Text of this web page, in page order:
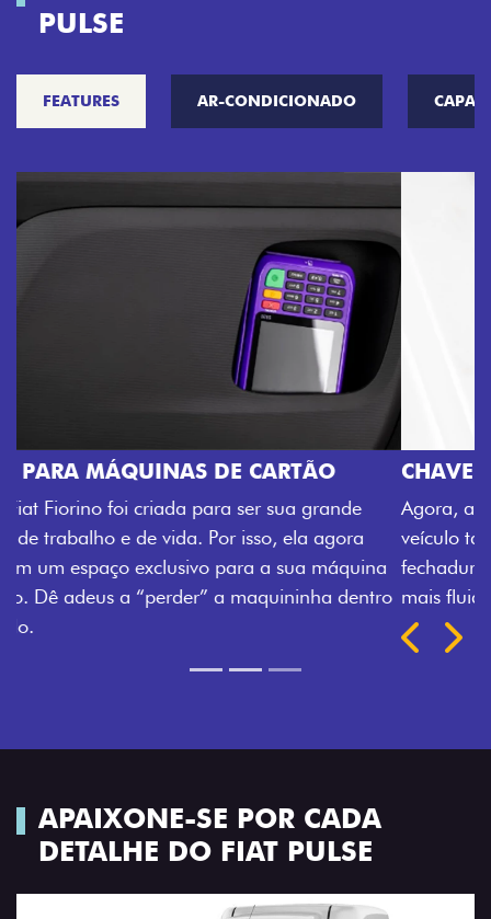
PULSE
FEATURES AR-CONDICIONADO
CHAVE COM TELECOMANDO
Agora, a chave da sua nova Fiorino pode abrir o
veículo também à distância, e não mais somente pela
fechadura. São detalhes como esse que trazem ainda
mais fluidez para o seu dia de trabalho.
DETALHE DO FIAT PULSE